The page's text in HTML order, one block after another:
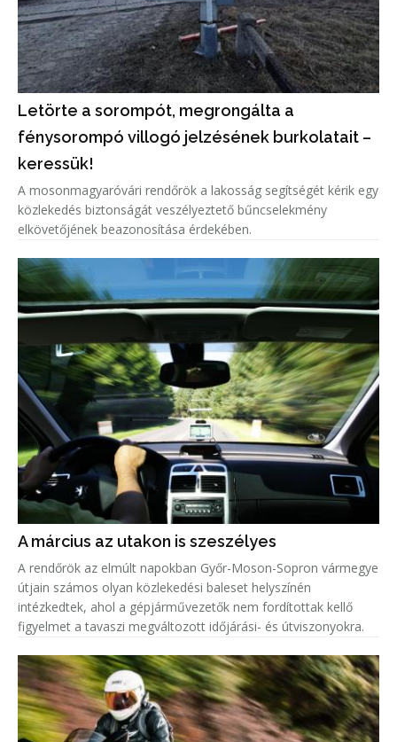
Letörte a sorompót, megrongálta a
fénysorompó villogó jelzésének burkolatait –
keressük!
A mosonmagyaróvári rendőrök a lakosság segítségét kérik egy
közlekedés biztonságát veszélyeztető bűncselekmény
elkövetőjének beazonosítása érdekében.
A március az utakon is szeszélyes
A rendőrök az elmúlt napokban Győr-Moson-Sopron vármegye
útjain számos olyan közlekedési baleset helyszínén
intézkedtek, ahol a gépjárművezetők nem fordítottak kellő
figyelmet a tavaszi megváltozott időjárási- és útviszonyokra.